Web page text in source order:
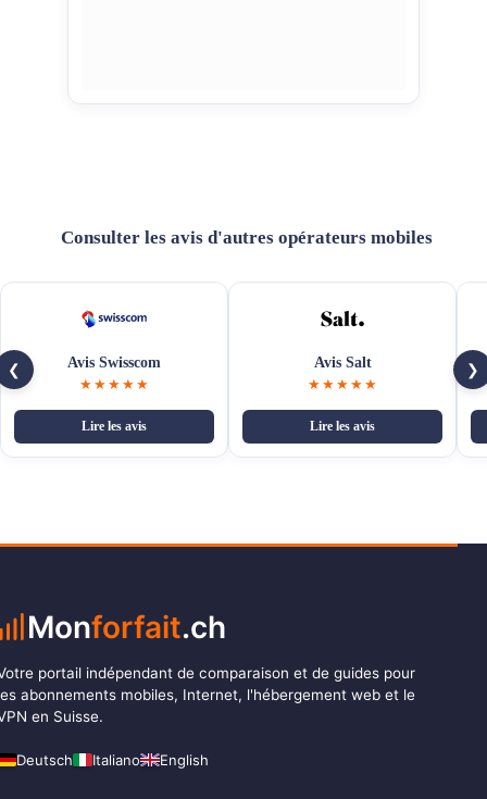
Consulter les avis d'autres opérateurs mobiles
❮
Avis Swisscom
★★★★★
Lire les avis
Avis Salt
★★★★★
Lire les avis
❯
Monforfait.ch
portail indépendant de comparaison et de guides pour
abonnements mobiles, Internet, l'hébergement web et le
en Suisse.
Deutsch Italiano English